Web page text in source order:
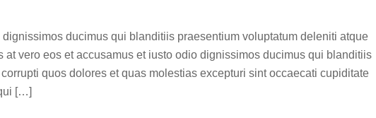
ducimus qui blanditiis praesentium voluptatum deleniti atque
at vero eos et accusamus et iusto odio dignissimos ducimus qui blanditiis
quos dolores et quas molestias excepturi sint occaecati cupiditate
[…]